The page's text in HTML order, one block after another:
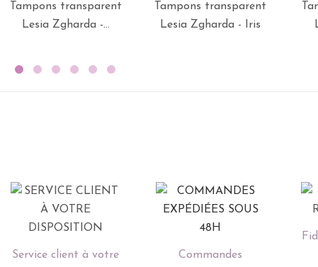
Tampons transparent
Lesia Zgharda -...
Tampons transparent
Lesia Zgharda - Iris
Service client à votre
Commandes